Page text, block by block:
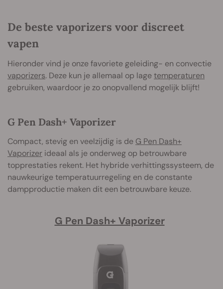
De beste vaporizers voor discreet
vapen
Hieronder vind je onze favoriete geleiding- en convectie
vaporizers. Deze kun je allemaal op lagetemperaturen
gebruiken, waardoor je zo onopvallend mogelijk blijft!
G Pen Dash+ Vaporizer
Compact, stevig en veelzijdig is de G Pen Dash+
Vaporizer ideaal als je onderweg op betrouwbare
topprestaties rekent. Het hybride verhittingssysteem, de
nauwkeurige temperatuurregeling en de constante
dampproductie maken dit een betrouwbare keuze.
G Pen Dash+ Vaporizer